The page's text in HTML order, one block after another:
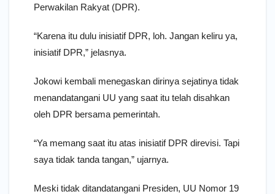
Perwakilan Rakyat (DPR).
“Karena itu dulu inisiatif DPR, loh. Jangan keliru ya,
inisiatif DPR,” jelasnya.
Jokowi kembali menegaskan dirinya sejatinya tidak
menandatangani UU yang saat itu telah disahkan
oleh DPR bersama pemerintah.
“Ya memang saat itu atas inisiatif DPR direvisi. Tapi
saya tidak tanda tangan,” ujarnya.
Meski tidak ditandatangani Presiden, UU Nomor 19